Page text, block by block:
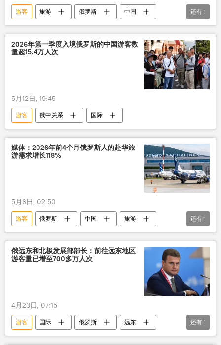
游客 旅游 俄罗斯
中国
俄中关系
还有 1
2026年第一季度入境俄罗斯的中国游客数
量超15.4万人次
5月12日, 19:45
游客 俄中关系 国际
媒体：2026年前4个月俄罗斯人的赴华旅
游需求增长118%
5月6日, 02:50
游客 俄罗斯 中国
旅游
俄中关系
还有 1
俄远东和北极发展部部长：前往远东地区
游客量已增至700多万人次
4月23日, 07:15
游客 国际 俄罗斯
远东
北极
还有 1